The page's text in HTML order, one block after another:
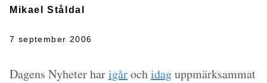
Mikael Ståldal
7 september 2006
Dagens Nyheter harigårochidaguppmärksammat